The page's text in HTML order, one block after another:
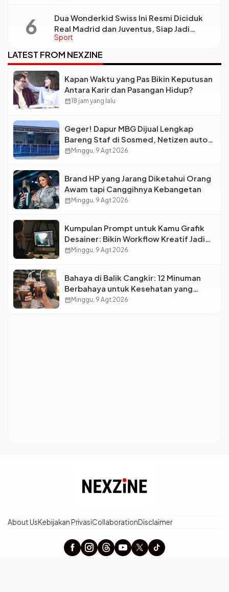
Sport
Dua Wonderkid Swiss Ini Resmi Diciduk
Real Madrid dan Juventus, Siap Jadi
Bintang Baru Eropa
LATEST FROM NEXZINE
Kapan Waktu yang Pas Bikin Keputusan
Antara Karir dan Pasangan Hidup?
calendar_month18 jam yang lalu
Geger! Dapur MBG Dijual Lengkap
Bareng Staf di Sosmed, Netizen auto
Syok
calendar_monthMinggu, 9 Agt 2026
Brand HP yang Jarang Diketahui Orang
Awam tapi Canggihnya Kebangetan
calendar_monthMinggu, 9 Agt 2026
Kumpulan Prompt untuk Kamu Grafik
Desainer: Bikin Workflow Kreatif Jadi
Super Cepat!
calendar_monthMinggu, 9 Agt 2026
Bahaya di Balik Cangkir: 12 Minuman
Berbahaya untuk Kesehatan yang
Wajib Dihindari Saat Nongkrong
calendar_monthMinggu, 9 Agt 2026
About UsKebijakan PrivasiCollaborationDisclaimer